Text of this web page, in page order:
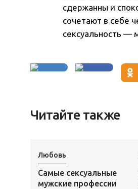
сдержанны и
сочетают в себе
сексуальность —
Читайте также
Любовь
Самые сексуальные
мужские профессии